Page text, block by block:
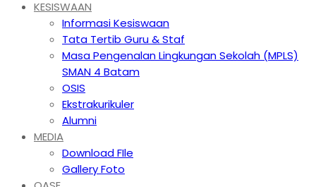
KESISWAAN
Informasi Kesiswaan
Tata Tertib Guru & Staf
Masa Pengenalan Lingkungan Sekolah (MPLS)
SMAN 4 Batam
OSIS
Ekstrakurikuler
Alumni
MEDIA
Download FIle
Gallery Foto